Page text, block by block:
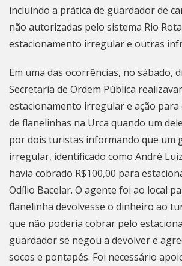
incluindo a prática de guardador de
não autorizadas pelo sistema Rio
estacionamento irregular e outras
Em uma das ocorrências, no sábado,
Secretaria de Ordem Pública
estacionamento irregular e ação para
de flanelinhas na Urca quando um
por dois turistas informando que um
irregular, identificado como André
havia cobrado R$100,00 para
Odílio Bacelar. O agente foi ao local
flanelinha devolvesse o dinheiro ao
que não poderia cobrar pelo
guardador se negou a devolver e
socos e pontapés. Foi necessário